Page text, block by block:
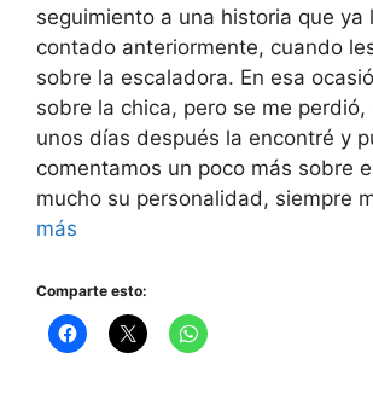
seguimiento a una historia que ya
contado anteriormente, cuando
sobre la escaladora. En esa
sobre la chica, pero se me
unos días después la encontré y
comentamos un poco más sobre
mucho su personalidad, siempre
más
Comparte esto: